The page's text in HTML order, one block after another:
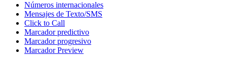
Números internacionales
Mensajes de Texto/SMS
Click to Call
Marcador predictivo
Marcador progresivo
Marcador Preview